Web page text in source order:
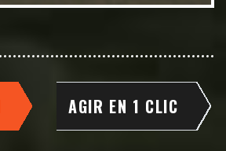
AGIR EN 1 CLIC